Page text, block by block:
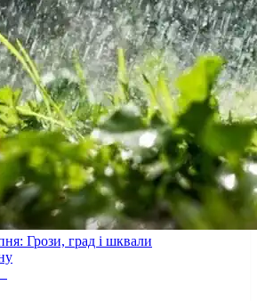
Грози, град і шквали